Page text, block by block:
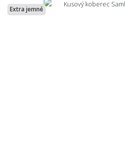
Extra jemné